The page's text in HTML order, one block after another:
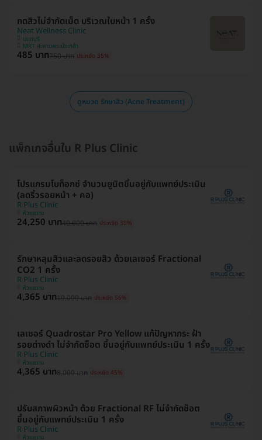
กดสิวไม่จำกัดเม็ด บริเวณใบหน้า 1 ครั้ง
Neat Wellness Clinic
นนทบุรี
MRT สะพานพระนั่งเกล้า
485 บาท750 บาท ประหยัด 35%
ดูหมวด รักษาสิว (Acne Treatment)
แพ็กเกจอื่นใน R Plus Clinic
โปรแกรมโบท็อกซ์ จำนวนยูนิตขึ้นอยู่กับแพทย์ประเมิน
(ลดริ้วรอยหน้า + คอ)
R Plus Clinic
ห้วยขวาง
24,250 บาท40,000 บาท ประหยัด 39%
รักษาหลุมสิวและลดรอยสิว ด้วยเลเซอร์ Fractional
CO2 1 ครั้ง
R Plus Clinic
ห้วยขวาง
4,365 บาท10,000 บาท ประหยัด 56%
เลเซอร์ Quadrostar Pro Yellow แก้ปัญหากระ ฝ้า
รอยด่างดำ ไม่จำกัดช็อต ขึ้นอยู่กับแพทย์ประเมิน 1 ครั้ง
R Plus Clinic
ห้วยขวาง
4,365 บาท8,000 บาท ประหยัด 45%
ปรับสภาพผิวหน้า ด้วย Fractional RF ไม่จำกัดช็อต
ขึ้นอยู่กับแพทย์ประเมิน 1 ครั้ง
R Plus Clinic
ห้วยขวาง